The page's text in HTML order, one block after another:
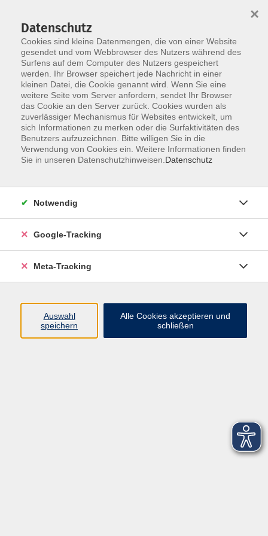
Skip to main content
Die Kategorie konnte nicht gefunden werden.
Über uns
Datenschutz
Cookies sind kleine Datenmengen, die von einer Website
gesendet und vom Webbrowser des Nutzers während des
Surfens auf dem Computer des Nutzers gespeichert
werden. Ihr Browser speichert jede Nachricht in einer
kleinen Datei, die Cookie genannt wird. Wenn Sie eine
weitere Seite vom Server anfordern, sendet Ihr Browser
das Cookie an den Server zurück. Cookies wurden als
zuverlässiger Mechanismus für Websites entwickelt, um
sich Informationen zu merken oder die Surfaktivitäten des
Benutzers aufzuzeichnen. Bitte willigen Sie in die
Verwendung von Cookies ein. Weitere Informationen finden
Sie in unseren Datenschutzhinweisen. Datenschutz
×
Notwendig
Google-Tracking
Meta-Tracking
Auswahl
speichern
Alle Cookies akzeptieren und
schließen